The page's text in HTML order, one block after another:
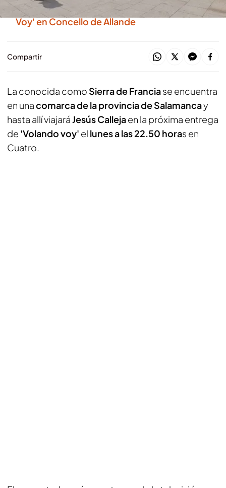
Vuelve a ver el último programa de 'Volando
Voy' en Concello de Allande
Compartir
La conocida como Sierra de Franciase encuentra
en unacomarca de la provincia de Salamancay
hasta allí viajaráJesús Callejaen la próxima entrega
de 'Volando voy' el lunes a las 22.50 horas en
Cuatro.